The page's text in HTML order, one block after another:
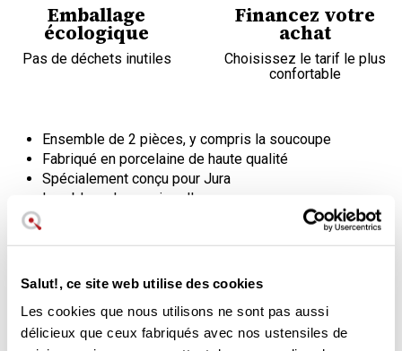
Salut!, ce site web utilise des cookies
Les cookies que nous utilisons ne sont pas aussi
délicieux que ceux fabriqués avec nos ustensiles de
Emballage
écologique
Pas de déchets inutiles
Financez votre
achat
Choisissez le tarif le plus
confortable
Ensemble de 2 pièces, y compris la soucoupe
Fabriqué en porcelaine de haute qualité
Spécialement conçu pour Jura
Lavable au lave-vaisselle
excellente façon de réconforter et de décorer le rituel du
permettent de déguster un café expresso intense et noir
comme la nuit.